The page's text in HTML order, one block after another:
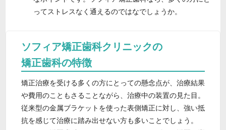
ってストレスなく通えるのではなでしょうか。
ソフィア矯正歯科クリニックの
矯正歯科の特徴
矯正治療を受ける多くの方にとっての懸念点が、治療結果
や費用のこともさることながら、治療中の装置の見た目。
従来型の金属ブラケットを使った表側矯正に対し、強い抵
抗を感じて治療に踏み出せない方も多いことでしょう。